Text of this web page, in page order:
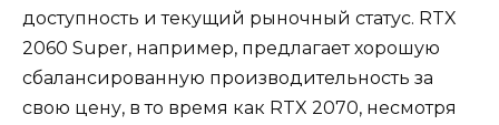
доступность и текущий рыночный статус. RTX
2060 Super, например, предлагает хорошую
сбалансированную производительность за
свою цену, в то время как RTX 2070, несмотря